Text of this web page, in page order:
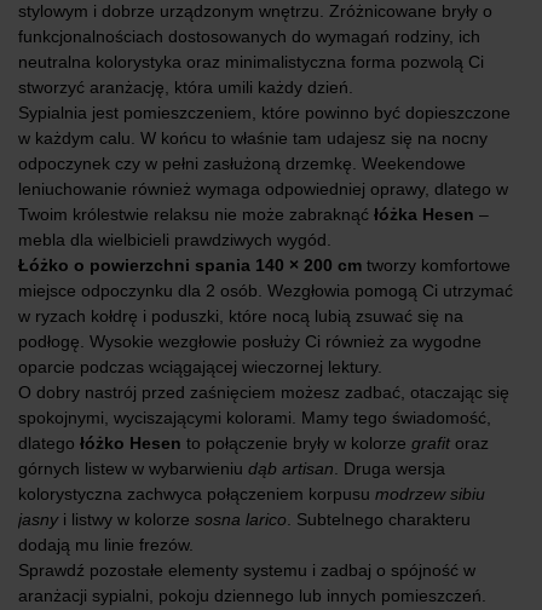
stylowym i dobrze urządzonym wnętrzu. Zróżnicowane bryły o
funkcjonalnościach dostosowanych do wymagań rodziny, ich
neutralna kolorystyka oraz minimalistyczna forma pozwolą Ci
stworzyć aranżację, która umili każdy dzień.
Sypialnia jest pomieszczeniem, które powinno być dopieszczone
w każdym calu. W końcu to właśnie tam udajesz się na nocny
odpoczynek czy w pełni zasłużoną drzemkę. Weekendowe
leniuchowanie również wymaga odpowiedniej oprawy, dlatego w
Twoim królestwie relaksu nie może zabraknąć łóżka Hesen –
mebla dla wielbicieli prawdziwych wygód.
Łóżko o powierzchni spania 140 × 200 cm tworzy komfortowe
miejsce odpoczynku dla 2 osób. Wezgłowia pomogą Ci utrzymać
w ryzach kołdrę i poduszki, które nocą lubią zsuwać się na
podłogę. Wysokie wezgłowie posłuży Ci również za wygodne
oparcie podczas wciągającej wieczornej lektury.
O dobry nastrój przed zaśnięciem możesz zadbać, otaczając się
spokojnymi, wyciszającymi kolorami. Mamy tego świadomość,
dlatego łóżko Hesen to połączenie bryły w kolorze grafit oraz
górnych listew w wybarwieniu dąb artisan . Druga wersja
kolorystyczna zachwyca połączeniem korpusu modrzew sibiu
jasnyi listwy w kolorze sosna larico . Subtelnego charakteru
dodają mu linie frezów.
Sprawdź pozostałe elementy systemu i zadbaj o spójność w
aranżacji sypialni, pokoju dziennego lub innych pomieszczeń.